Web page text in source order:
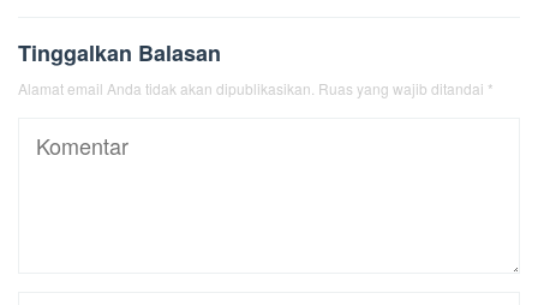
Tinggalkan Balasan
Alamat email Anda tidak akan dipublikasikan. Ruas yang wajib ditandai *